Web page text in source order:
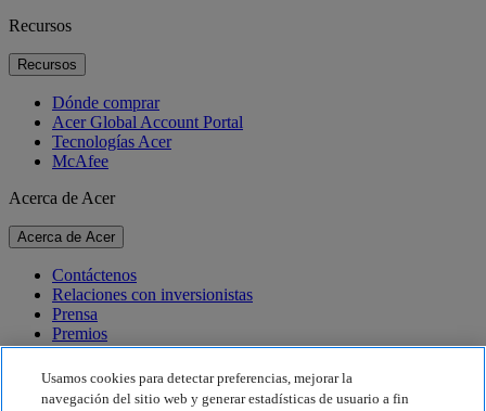
Recursos
Recursos
Dónde comprar
Acer Global Account Portal
Tecnologías Acer
McAfee
Acerca de Acer
Acerca de Acer
Contáctenos
Relaciones con inversionistas
Prensa
Premios
Eventos
Sostenibilidad
Usamos cookies para detectar preferencias, mejorar la
navegación del sitio web y generar estadísticas de usuario a fin